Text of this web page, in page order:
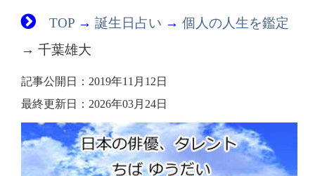
TOP → 誕生日占い → 個人の人生を鑑定
→ 千葉雄大
記事公開日：2019年11月12日
最終更新日：2026年03月24日